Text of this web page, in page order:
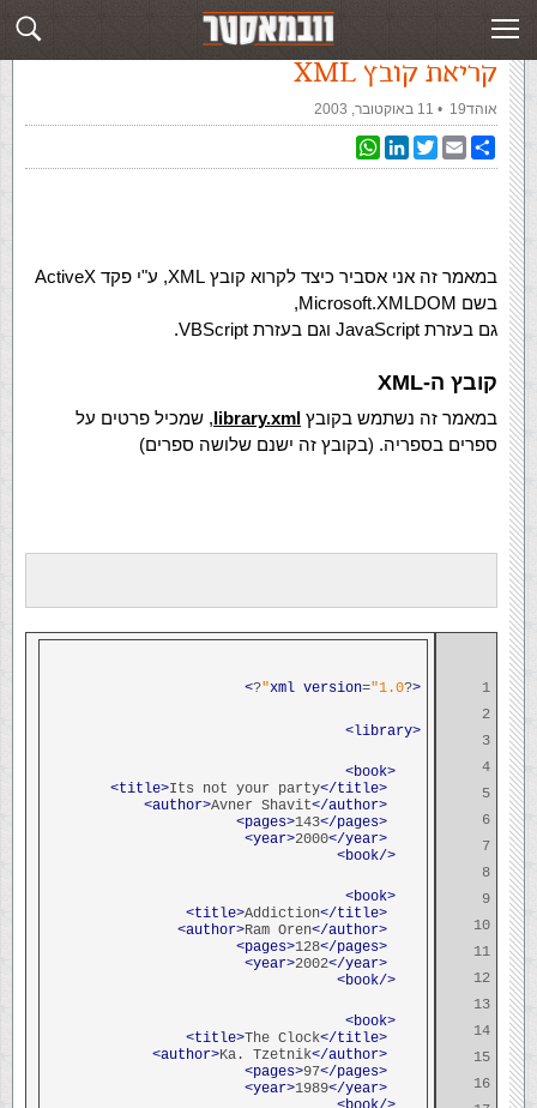
עמוד ראשי קריאת קובץ XML
קריאת קובץ XML
אוהד19 ‏ • 11 באוקטובר, 2003
WhatsAppLinkedInTwitterEmailShare
במאמר זה אני אסביר כיצד לקרוא קובץ XML, ע"י פקד ActiveX
בשם Microsoft.XMLDOM,
גם בעזרת JavaScript וגם בעזרת VBScript.
קובץ ה-XML
במאמר זה נשתמש בקובץ library.xml, שמכיל פרטים על
ספרים בספריה. (בקובץ זה ישנם שלושה ספרים)
1
2
3
4
5
6
7
8
9
10
11
12
13
14
15
16
<
?
xml version="1.0"
?
>
<library>
<book>
<title>
Its not your party</title>
<author>
Avner Shavit</author>
<pages>
143</pages>
<year>
2000</year>
</book>
<book>
<title>
Addiction</title>
<author>
Ram Oren</author>
<pages>
128</pages>
<year>
2002</year>
</book>
<book>
<title>
The Clock</title>
<author>
Ka. Tzetnik</author>
<pages>
97</pages>
<year>
1989</year>